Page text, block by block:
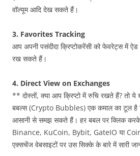
वॉल्यूम आदि देख सकते हैं।
3. Favorites Tracking
आप अपनी पसंदीदा क्रिप्टोकरेंसी को फेवरेट्स में ऐड
रख सकते हैं।
4. Direct View on Exchanges
** दोस्तों, क्या आप क्रिप्टो में रुचि रखते हैं? तो ये
बबल्स (Crypto Bubbles) एक कमाल का टूल है
आसानी से समझ सकते हैं। हर बबल पर क्लिक
Binance, KuCoin, Bybit, GateIO या
एक्सचेंज वेबसाइटों पर उस सिक्के के बारे में सारी